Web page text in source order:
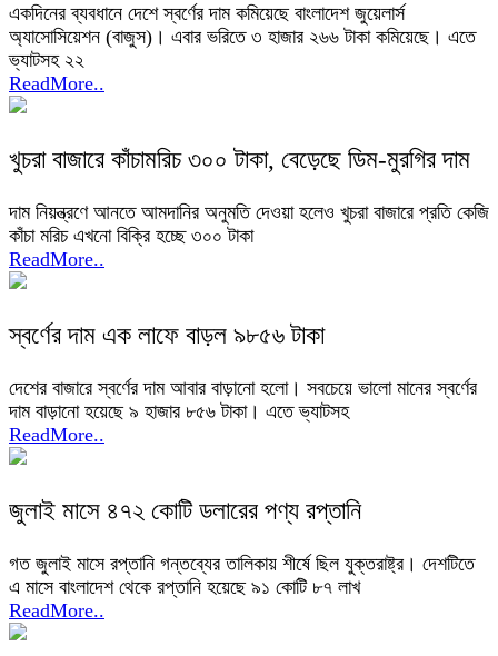
একদিনের ব্যবধানে দেশে স্বর্ণের দাম কমিয়েছে বাংলাদেশ জুয়েলার্স
অ্যাসোসিয়েশন (বাজুস)। এবার ভরিতে ৩ হাজার ২৬৬ টাকা কমিয়েছে। এতে
ভ্যাটসহ ২২
ReadMore..
খুচরা বাজারে কাঁচামরিচ ৩০০ টাকা, বেড়েছে ডিম-মুরগির দাম
দাম নিয়ন্ত্রণে আনতে আমদানির অনুমতি দেওয়া হলেও খুচরা বাজারে প্রতি কেজি
কাঁচা মরিচ এখনো বিক্রি হচ্ছে ৩০০ টাকা
ReadMore..
স্বর্ণের দাম এক লাফে বাড়ল ৯৮৫৬ টাকা
দেশের বাজারে স্বর্ণের দাম আবার বাড়ানো হলো। সবচেয়ে ভালো মানের স্বর্ণের
দাম বাড়ানো হয়েছে ৯ হাজার ৮৫৬ টাকা। এতে ভ্যাটসহ
ReadMore..
জুলাই মাসে ৪৭২ কোটি ডলারের পণ্য রপ্তানি
গত জুলাই মাসে রপ্তানি গন্তব্যের তালিকায় শীর্ষে ছিল যুক্তরাষ্ট্র। দেশটিতে
এ মাসে বাংলাদেশ থেকে রপ্তানি হয়েছে ৯১ কোটি ৮৭ লাখ
ReadMore..